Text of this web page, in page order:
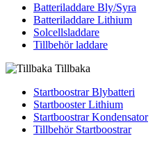
Batteriladdare Bly/Syra
Batteriladdare Lithium
Solcellsladdare
Tillbehör laddare
Tillbaka
Startboostrar Blybatteri
Startbooster Lithium
Startboostrar Kondensator
Tillbehör Startboostrar